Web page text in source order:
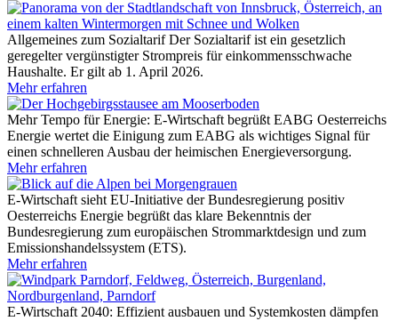
Allgemeines zum SozialtarifDer Sozialtarif ist ein gesetzlich
geregelter vergünstigter Strompreis für einkommensschwache
Haushalte. Er gilt ab 1. April 2026.
Mehr erfahren
Mehr Tempo für Energie: E-Wirtschaft begrüßt EABG Oesterreichs
Energie wertet die Einigung zum EABG als wichtiges Signal für
einen schnelleren Ausbau der heimischen Energieversorgung.
Mehr erfahren
E-Wirtschaft sieht EU-Initiative der Bundesregierung positiv
Oesterreichs Energie begrüßt das klare Bekenntnis der
Bundesregierung zum europäischen Strommarktdesign und zum
Emissionshandelssystem (ETS).
Mehr erfahren
E-Wirtschaft 2040: Effizient ausbauen und Systemkosten dämpfen